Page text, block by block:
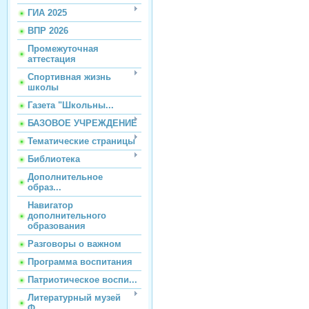
ГИА 2025
ВПР 2026
Промежуточная
аттестация
Спортивная жизнь
школы
Газета "Школьны...
БАЗОВОЕ УЧРЕЖДЕНИЕ
Тематические страницы
Библиотека
Дополнительное
образ...
Навигатор
дополнительного
образования
Разговоры о важном
Программа воспитания
Патриотическое воспи...
Литературный музей